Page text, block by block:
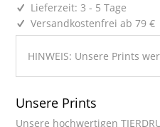
Lieferzeit: 3 - 5 Tage
Versandkostenfrei ab 79 €
HINWEIS: Unsere Prints
Unsere Prints
Unsere hochwertigen